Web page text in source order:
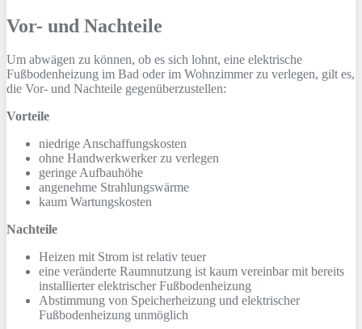
Vor- und Nachteile
Um abwägen zu können, ob es sich lohnt, eine elektrische
Fußbodenheizung im Bad oder im Wohnzimmer zu verlegen, gilt es,
die Vor- und Nachteile gegenüberzustellen:
Vorteile
niedrige Anschaffungskosten
ohne Handwerkwerker zu verlegen
geringe Aufbauhöhe
angenehme Strahlungswärme
kaum Wartungskosten
Nachteile
Heizen mit Strom ist relativ teuer
eine veränderte Raumnutzung ist kaum vereinbar mit bereits
installierter elektrischer Fußbodenheizung
Abstimmung von Speicherheizung und elektrischer
Fußbodenheizung unmöglich